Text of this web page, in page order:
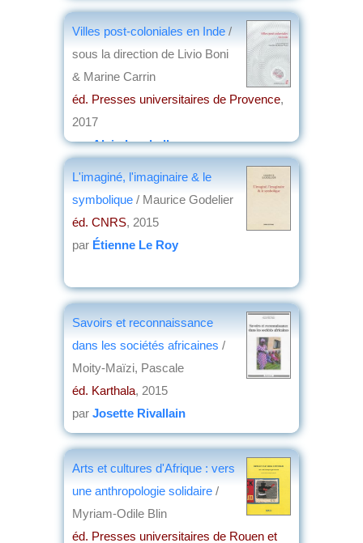
Villes post-coloniales en Inde /
sous la direction de Livio Boni
& Marine Carrin
éd. Presses universitaires de Provence,
2017
parAlain Lamballe
L'imaginé, l'imaginaire & le
symbolique / Maurice Godelier
éd. CNRS, 2015
par Étienne Le Roy
Savoirs et reconnaissance
dans les sociétés africaines /
Moity-Maïzi, Pascale
éd. Karthala, 2015
par Josette Rivallain
Arts et cultures d'Afrique : vers
une anthropologie solidaire /
Myriam-Odile Blin
éd. Presses universitaires de Rouen et